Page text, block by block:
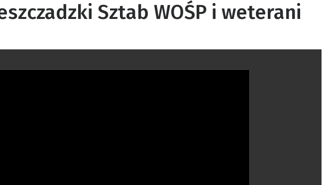
Sztab WOŚP i weterani